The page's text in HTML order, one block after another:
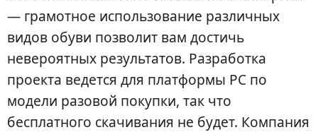
— грамотное использование различных
видов обуви позволит вам достичь
невероятных результатов. Разработка
проекта ведется для платформы PC по
модели разовой покупки, так что
бесплатного скачивания не будет. Компания